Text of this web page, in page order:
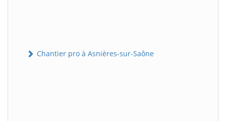
Chantier pro à Asnières-sur-Saône